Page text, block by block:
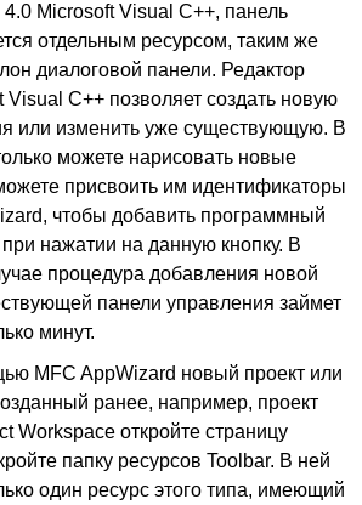
Microsoft Visual C++, панель
отдельным ресурсом, таким же
диалоговой панели. Редактор
Visual C++ позволяет создать новую
или изменить уже существующую. В
можете нарисовать новые
присвоить им идентификаторы
чтобы добавить программный
нажатии на данную кнопку. В
процедура добавления новой
панели управления займет
минут.
MFC AppWizard новый проект или
ранее, например, проект
Workspace откройте страницу
папку ресурсов Toolbar. В ней
один ресурс этого типа, имеющий